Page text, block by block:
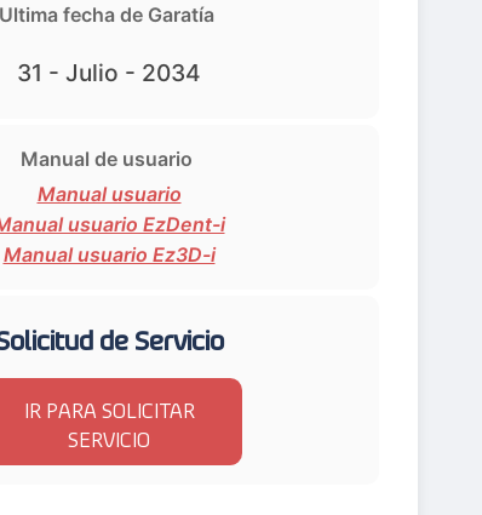
Ultima fecha de Garatía
31 - Julio - 2034
Manual de usuario
Manual usuario
usuario EzDent-i
Manual usuario Ez3D-i
de Servicio
IR PARA SOLICITAR
SERVICIO